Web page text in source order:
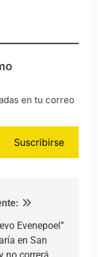
en tu correo
Suscribirse
Evenepoel”
en San